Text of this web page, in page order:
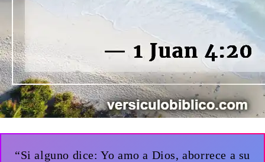
“Si alguno dice: Yo amo a Dios, aborrece a su